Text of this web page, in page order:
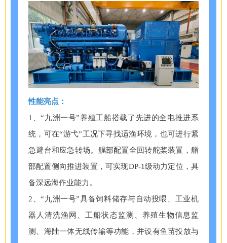
性能亮点：
1、“九洲一号”养殖工船搭载了先进的全电推进系
统，可在“游弋”工况下寻找适渔环境，也可进行紧
急避台和应急转场。艉部配置全回转舵桨装置，艏
部配置侧向推进装置，可实现DP-1级动力定位，具
备深远海作业能力。
2、“九洲一号”具备饲料储存与自动投喂、工业机
器人清洗渔网、工船状态监测、养殖生物信息监
测、海陆一体无线传输等功能，并设有鱼苗投放与